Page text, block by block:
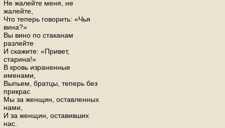
Не жалейте меня, не
жалейте,
Что теперь говорить: «Чья
вина?»
Вы вино по стаканам
разлейте
И скажите: «Привет,
старина!»
В кровь израненные
именами,
Выпьем, братцы, теперь без
прикрас
Мы за женщин, оставленных
нами,
И за женщин, оставивших
нас.